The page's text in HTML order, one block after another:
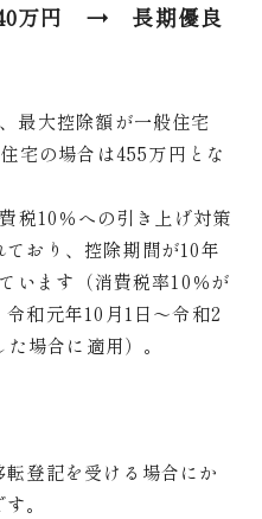
万円 → 長期優良
最大控除額が一般住宅
宅の場合は455万円とな
税10％への引き上げ対策
おり、控除期間が10年
います（消費税率10％が
和元年10月1日～令和2
場合に適用）。
登記を受ける場合にか
。